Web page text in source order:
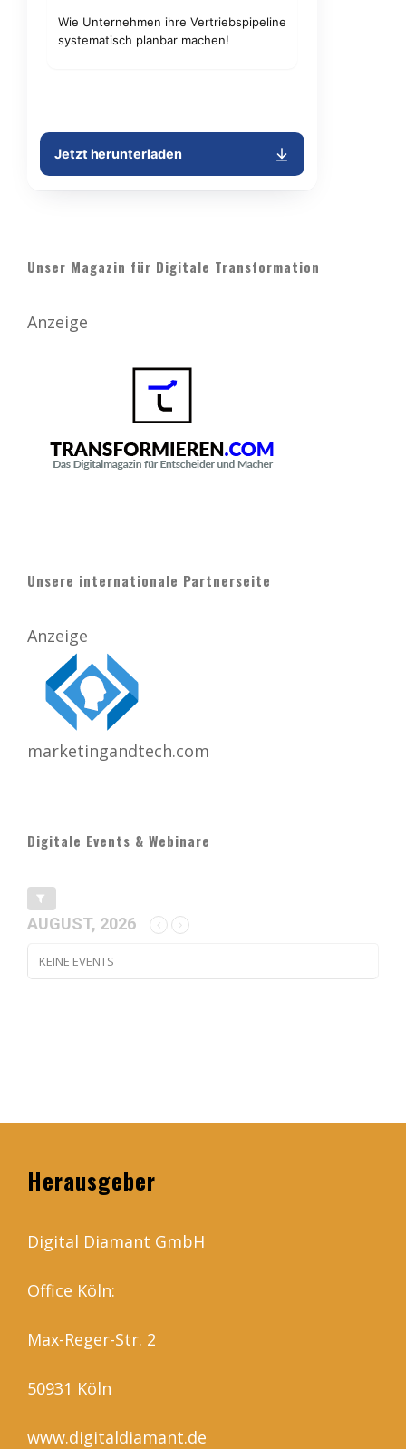
Unser Magazin für Digitale Transformation
Anzeige
Unsere internationale Partnerseite
Anzeige
marketingandtech.com
Digitale Events & Webinare
AUGUST, 2026
KEINE EVENTS
Herausgeber
Digital Diamant GmbH
Office Köln:
Max-Reger-Str. 2
50931 Köln
www.digitaldiamant.de